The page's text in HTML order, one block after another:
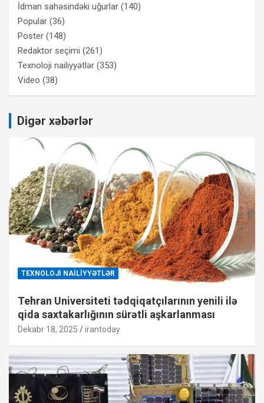
İdman sahəsindəki uğurlar (140)
Popular (36)
Poster (148)
Redaktor seçimi (261)
Texnoloji nailiyyətlər (353)
Video (38)
Digər xəbərlər
TEXNOLOJI NAILIYYƏTLƏR
Tehran Universiteti tədqiqatçılarının yenili ilə
qida saxtakarlığının sürətli aşkarlanması
Dekabr 18, 2025 irantoday